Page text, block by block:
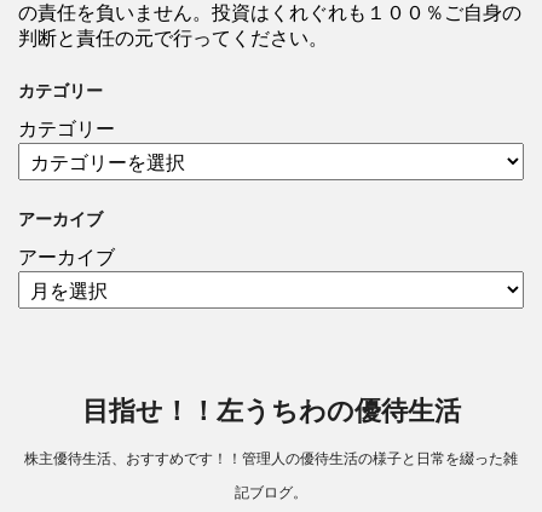
の責任を負いません。投資はくれぐれも１００％ご自身の
判断と責任の元で行ってください。
カテゴリー
カテゴリー
アーカイブ
アーカイブ
目指せ！！左うちわの優待生活
株主優待生活、おすすめです！！管理人の優待生活の様子と日常を綴った雑
記ブログ。